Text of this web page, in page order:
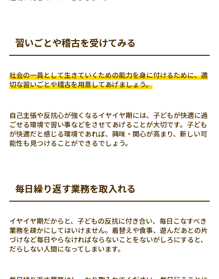
習いごとや稽古を受けてみる
社会の一員として生きていくための能力を身に付けるために、適
切な習いごとや稽古を用意してあげましょう。
自己主張や反抗心が強くなるイヤイヤ期には、子どもが快適に過
ごせる環境で習い事などをさせてあげることが大切です。子ども
が快適だと感じる環境であれば、興味・関心が高まり、新しい可
能性も見つけることができるでしょう。
毎日繰り返す業務を取入れる
イヤイヤ期だからと、子どもの反抗に付き合い、毎日こなすべき
業務を疎かにしてはいけません。着替えや食事、遊んだあとの片
づけなど毎日やらなければならないことをないがしろにすると、
だらしない人間になってしまいます。